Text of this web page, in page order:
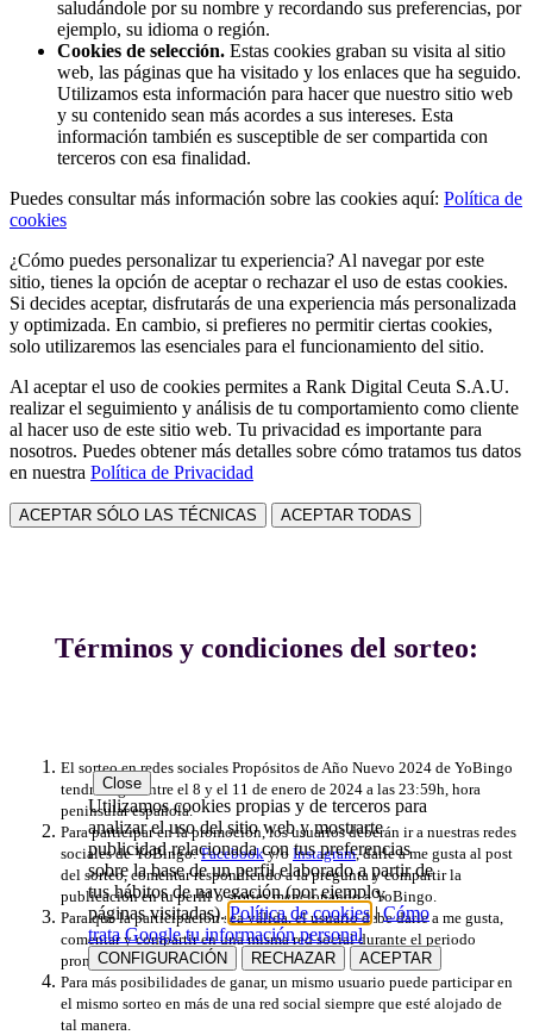
saludándole por su nombre y recordando sus preferencias, por
ejemplo, su idioma o región.
Cookies de selección. Estas cookies graban su visita al sitio
web, las páginas que ha visitado y los enlaces que ha seguido.
Utilizamos esta información para hacer que nuestro sitio web
y su contenido sean más acordes a sus intereses. Esta
información también es susceptible de ser compartida con
terceros con esa finalidad.
Puedes consultar más información sobre las cookies aquí: Política de
cookies
¿Cómo puedes personalizar tu experiencia? Al navegar por este
sitio, tienes la opción de aceptar o rechazar el uso de estas cookies.
Si decides aceptar, disfrutarás de una experiencia más personalizada
y optimizada. En cambio, si prefieres no permitir ciertas cookies,
solo utilizaremos las esenciales para el funcionamiento del sitio.
Al aceptar el uso de cookies permites a Rank Digital Ceuta S.A.U.
realizar el seguimiento y análisis de tu comportamiento como cliente
al hacer uso de este sitio web. Tu privacidad es importante para
nosotros. Puedes obtener más detalles sobre cómo tratamos tus datos
en nuestra Política de Privacidad
ACEPTAR SÓLO LAS TÉCNICAS ACEPTAR TODAS
Términos y condiciones del sorteo:
El sorteo en redes sociales Propósitos de Año Nuevo 2024 de YoBingo
tendrá lugar entre el 8 y el 11 de enero de 2024 a las 23:59h, hora
peninsular española.
Para participar en la promoción, los usuarios deberán ir a nuestras redes
sociales de YoBingo:Facebooky/o Instagram, darle a me gusta al post
del sorteo, comentar respondiendo a la pregunta y compartir la
publicación en tu perfil o stories mencionando a YoBingo.
Para que la participación sea válida, el usuario debe darle a me gusta,
comentar y compartir en una misma red social durante el periodo
promocional.
Para más posibilidades de ganar, un mismo usuario puede participar en
el mismo sorteo en más de una red social siempre que esté alojado de
tal manera.
Close
Utilizamos cookies propias y de terceros para
analizar el uso del sitio web y mostrarte
publicidad relacionada con tus preferencias
sobre la base de un perfil elaborado a partir de
tus hábitos de navegación (por ejemplo,
páginas visitadas).Política de cookies|Cómo
trata Google tu información personal
CONFIGURACIÓN RECHAZAR ACEPTAR